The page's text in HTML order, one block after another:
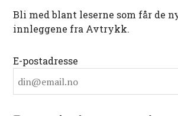
Bli med blant leserne som får de
innleggene fra Avtrykk.
E-postadresse